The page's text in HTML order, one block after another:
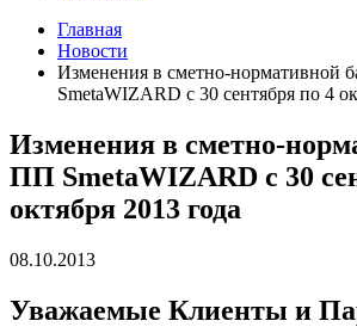
Главная
Новости
Изменения в сметно-нормативной
SmetaWIZARD с 30 сентября по 4
Изменения в сметно-
ПП SmetaWIZARD с 30
октября 2013 года
08.10.2013
Уважаемые Клиенты и